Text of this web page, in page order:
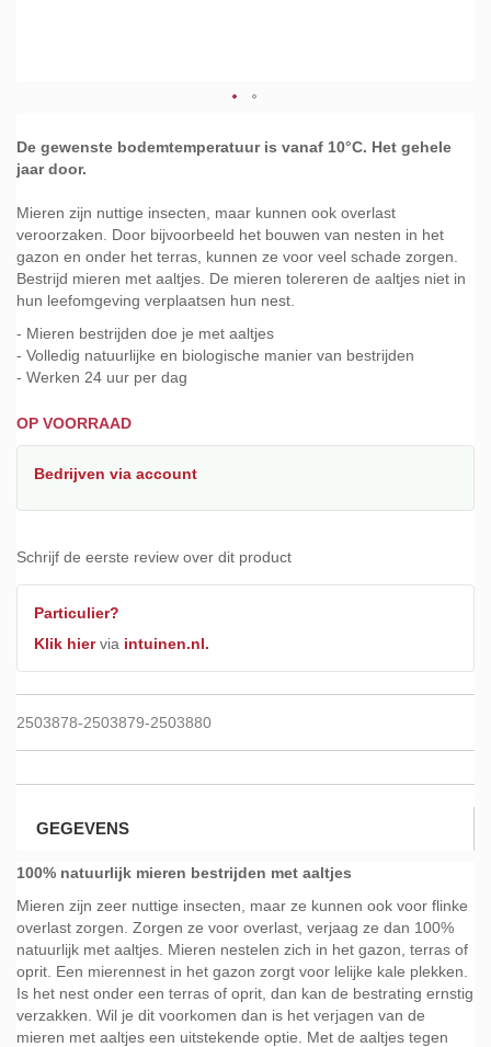
De gewenste bodemtemperatuur is vanaf 10°C. Het gehele
jaar door.
Mieren zijn nuttige insecten, maar kunnen ook overlast
veroorzaken. Door bijvoorbeeld het bouwen van nesten in het
gazon en onder het terras, kunnen ze voor veel schade zorgen.
Bestrijd mieren met aaltjes. De mieren tolereren de aaltjes niet in
hun leefomgeving verplaatsen hun nest.
- Mieren bestrijden doe je met aaltjes
- Volledig natuurlijke en biologische manier van bestrijden
- Werken 24 uur per dag
OP VOORRAAD
Bedrijven via account
Schrijf de eerste review over dit product
Particulier?
Klik hiervia intuinen.nl.
2503878-2503879-2503880
naar
het
van
de
afbeeldingen-
gallerij
GEGEVENS
100% natuurlijk mieren bestrijden met aaltjes
Mieren zijn zeer nuttige insecten, maar ze kunnen ook voor flinke
overlast zorgen. Zorgen ze voor overlast, verjaag ze dan 100%
natuurlijk met aaltjes. Mieren nestelen zich in het gazon, terras of
oprit. Een mierennest in het gazon zorgt voor lelijke kale plekken.
Is het nest onder een terras of oprit, dan kan de bestrating ernstig
verzakken. Wil je dit voorkomen dan is het verjagen van de
mieren met aaltjes een uitstekende optie. Met de aaltjes tegen